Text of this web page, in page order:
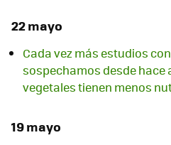
22 mayo
Cada vez más estudios
sospechamos desde hace
vegetales tienen menos
19 mayo